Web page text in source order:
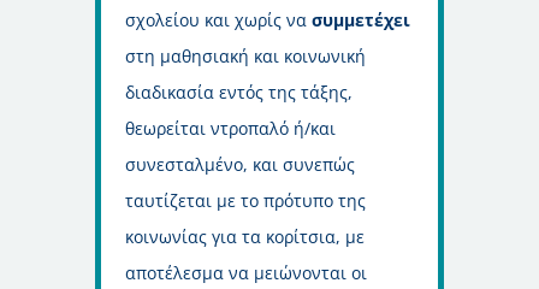
σχολείου και χωρίς να συμμετέχει
στη μαθησιακή και κοινωνική
διαδικασία εντός της τάξης,
θεωρείται ντροπαλό ή/και
συνεσταλμένο, και συνεπώς
ταυτίζεται με το πρότυπο της
κοινωνίας για τα κορίτσια, με
αποτέλεσμα να μειώνονται οι